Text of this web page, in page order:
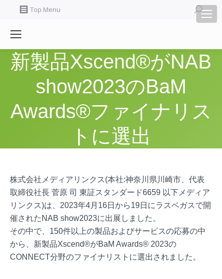
Top Menu Search:
新製品Xscend®がNAB
show2023のBaM
Awards®ファイナリス
トに選出
株式会社メディアリンクス(本社:神奈川県川崎市、代表
取締役社長 菅原 司 東証スタンダード6659 以下メディア
リンクス)は、2023年4月16日から19日にラスベガスで開
催されたNAB show2023に出展しました。
その中で、150件以上の製品およびサービスの応募の中
から、新製品Xscend®がBaM Awards® 2023の
CONNECT分野のファイナリストに選出されました。